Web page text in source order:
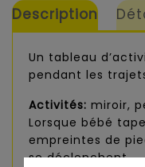
Description
Un tableau
pendant les
Activités: miroir,
Lorsque bébé
empreintes de
se déclenchent